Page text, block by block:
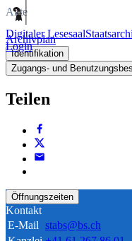
Digitaler Lesesaal
Login
Akte
Archivplan
Identifikation
Zugangs- und
Teilen
Öffnungszeiten
Kontakt
E-Mail stabs@bs.ch